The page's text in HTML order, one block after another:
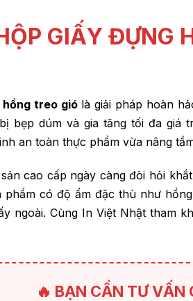
GIẤY ĐỰNG
treo giólà giải pháp hoàn
bẹp dúm và gia tăng tối đa giá
an toàn thực phẩm vừa nâng
cao cấp ngày càng đòi hỏi
có độ ẩm đặc thù như
ngoài. Cùng In Việt Nhật tham
🔥 BẠN CẦN TƯ VẤN